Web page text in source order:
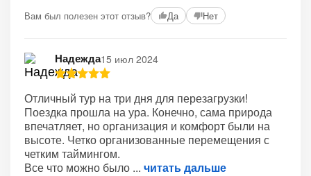
Вам был полезен этот отзыв? Да Нет
Надежда15 июл 2024
Отличный тур на три дня для перезагрузки!
Поездка прошла на ура. Конечно, сама природа
впечатляет, но организация и комфорт были на
высоте. Четко организованные перемещения с
четким таймингом.
Все что можно было
читать дальше